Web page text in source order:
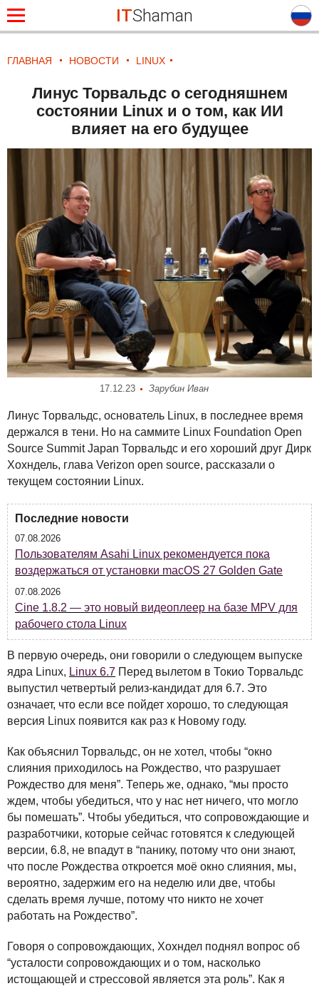
ITShaman
ГЛАВНАЯ НОВОСТИ LINUX
Линус Торвальдс о сегодняшнем
состоянии Linux и о том, как ИИ
влияет на его будущее
17.12.23 Зарубин Иван
Линус Торвальдс, основатель Linux, в последнее время
держался в тени. Но на саммите Linux Foundation Open
Source Summit Japan Торвальдс и его хороший друг Дирк
Хохндель, глава Verizon open source, рассказали о
текущем состоянии Linux.
Последние новости
07.08.2026
Пользователям Asahi Linux рекомендуется пока
воздержаться от установки macOS 27 Golden Gate
07.08.2026
Cine 1.8.2 — это новый видеоплеер на базе MPV для
рабочего стола Linux
В первую очередь, они говорили о следующем выпуске
ядра Linux, Linux 6.7 Перед вылетом в Токио Торвальдс
выпустил четвертый релиз-кандидат для 6.7. Это
означает, что если все пойдет хорошо, то следующая
версия Linux появится как раз к Новому году.
Как объяснил Торвальдс, он не хотел, чтобы “окно
слияния приходилось на Рождество, что разрушает
Рождество для меня”. Теперь же, однако, “мы просто
ждем, чтобы убедиться, что у нас нет ничего, что могло
бы помешать”. Чтобы убедиться, что сопровождающие и
разработчики, которые сейчас готовятся к следующей
версии, 6.8, не впадут в “панику, потому что они знают,
что после Рождества откроется моё окно слияния, мы,
вероятно, задержим его на неделю или две, чтобы
сделать время лучше, потому что никто не хочет
работать на Рождество”.
Говоря о сопровождающих, Хохндел поднял вопрос об
“усталости сопровождающих и о том, насколько
истощающей и стрессовой является эта роль”. Как я